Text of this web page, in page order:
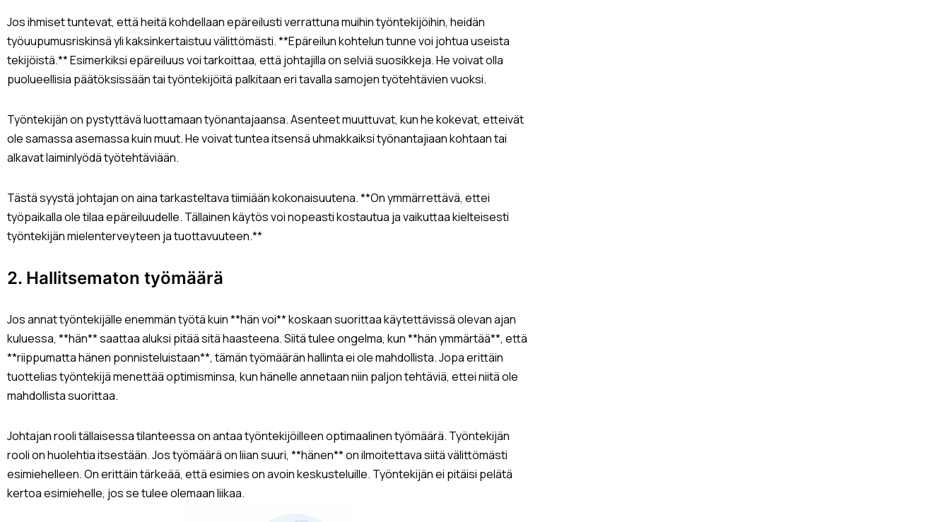
Jos ihmiset tuntevat, että heitä kohdellaan epäreilusti verrattuna muihin työntekijöihin, heidän
työuupumusriskinsä yli kaksinkertaistuu välittömästi. **Epäreilun kohtelun tunne voi johtua useista
tekijöistä.** Esimerkiksi epäreiluus voi tarkoittaa, että johtajilla on selviä suosikkeja. He voivat olla
puolueellisia päätöksissään tai työntekijöitä palkitaan eri tavalla samojen työtehtävien vuoksi.
Työntekijän on pystyttävä luottamaan työnantajaansa. Asenteet muuttuvat, kun he kokevat, etteivät
ole samassa asemassa kuin muut. He voivat tuntea itsensä uhmakkaiksi työnantajiaan kohtaan tai
alkavat laiminlyödä työtehtäviään.
Tästä syystä johtajan on aina tarkasteltava tiimiään kokonaisuutena. **On ymmärrettävä, ettei
työpaikalla ole tilaa epäreiluudelle. Tällainen käytös voi nopeasti kostautua ja vaikuttaa kielteisesti
työntekijän mielenterveyteen ja tuottavuuteen.**
2. Hallitsematon työmäärä
Jos annat työntekijälle enemmän työtä kuin **hän voi** koskaan suorittaa käytettävissä olevan ajan
kuluessa, **hän** saattaa aluksi pitää sitä haasteena. Siitä tulee ongelma, kun **hän ymmärtää**, että
**riippumatta hänen ponnisteluistaan**, tämän työmäärän hallinta ei ole mahdollista. Jopa erittäin
tuottelias työntekijä menettää optimisminsa, kun hänelle annetaan niin paljon tehtäviä, ettei niitä ole
mahdollista suorittaa.
Johtajan rooli tällaisessa tilanteessa on antaa työntekijöilleen optimaalinen työmäärä. Työntekijän
rooli on huolehtia itsestään. Jos työmäärä on liian suuri, **hänen** on ilmoitettava siitä välittömästi
esimiehelleen. On erittäin tärkeää, että esimies on avoin keskusteluille. Työntekijän ei pitäisi pelätä
kertoa esimiehelle, jos se tulee olemaan liikaa.